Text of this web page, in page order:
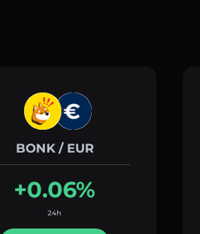
BONK / EUR
+0.06%
24h